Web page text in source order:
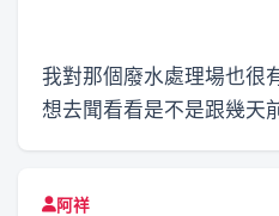
我對那個廢水處理場也很
想去聞看看是不是跟幾天
阿祥